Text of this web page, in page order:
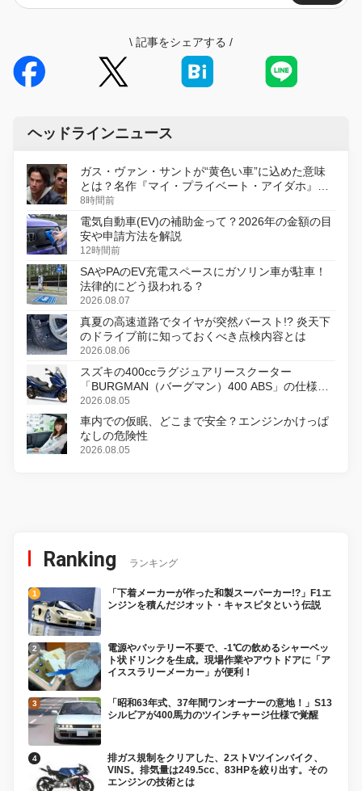
\ 記事をシェアする /
ヘッドラインニュース
ガス・ヴァン・サントが“黄色い車”に込めた意味
とは？名作『マイ・プライベート・アイダホ』が
初のデジタルリマスター版で復活
8時間前
電気自動車(EV)の補助金って？2026年の金額の目
安や申請方法を解説
12時間前
SAやPAのEV充電スペースにガソリン車が駐車！
法律的にどう扱われる？
2026.08.07
真夏の高速道路でタイヤが突然バースト!? 炎天下
のドライブ前に知っておくべき点検内容とは
2026.08.06
スズキの400ccラグジュアリースクーター
「BURGMAN（バーグマン）400 ABS」の仕様を
変更し、8月18日に発売
2026.08.05
車内での仮眠、どこまで安全？エンジンかけっぱ
なしの危険性
2026.08.05
Ranking ランキング
「下着メーカーが作った和製スーパーカー!?」F1エ
ンジンを積んだジオット・キャスピタという伝説
電源やバッテリー不要で、-1℃の飲めるシャーベッ
ト状ドリンクを生成。現場作業やアウトドアに「ア
イススラリーメーカー」が便利！
「昭和63年式、37年間ワンオーナーの意地！」S13
シルビアが400馬力のツインチャージ仕様で覚醒
排ガス規制をクリアした、2ストVツインバイク、
VINS。排気量は249.5cc、83HPを絞り出す。その
エンジンの技術とは